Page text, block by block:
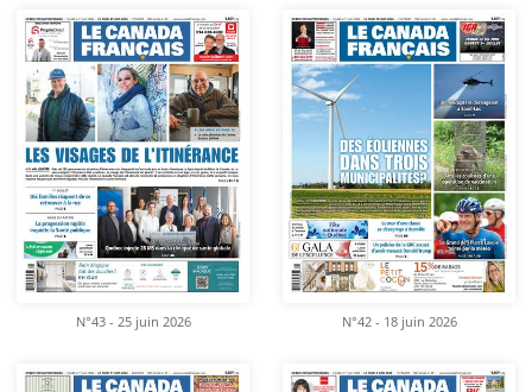
N°43 - 25 juin 2026 N°42 - 18 juin 2026